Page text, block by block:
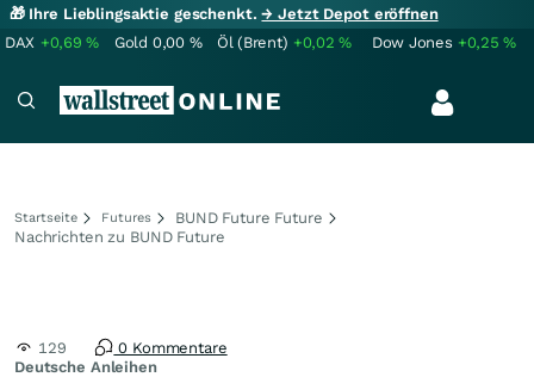
🎁 Ihre Lieblingsaktie geschenkt.→ Jetzt Depot eröffnen
DAX +0,69% Gold 0,00 % Öl (Brent) +0,02% Dow Jones +0,25%
Startseite Futures
BUND Future Future
Nachrichten zu BUND Future
Deutsche Anleihen
129 0 Kommentare